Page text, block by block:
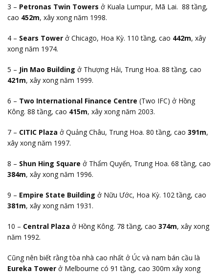
3 – Petronas Twin Towers ở Kuala Lumpur, Mã Lai. 88 tầng,
cao 452m, xây xong năm 1998.
4 – Sears Tower ở Chicago, Hoa Kỳ. 110 tầng, cao 442m, xây
xong năm 1974.
5 – Jin Mao Building ở Thượng Hải, Trung Hoa. 88 tầng, cao
421m, xây xong năm 1999.
6 – Two International Finance Centre (Two IFC) ở Hồng
Kông. 88 tầng, cao 415m, xây xong năm 2003.
7 – CITIC Plaza ở Quảng Châu, Trung Hoa. 80 tầng, cao 391m,
xây xong năm 1997.
8 – Shun Hing Square ở Thẩm Quyến, Trung Hoa. 68 tầng, cao
384m, xây xong năm 1996.
9 – Empire State Building ở Nữu Ước, Hoa Kỳ. 102 tầng, cao
381m, xây xong năm 1931.
10 – Central Plaza ở Hồng Kông. 78 tầng, cao 374m, xây xong
năm 1992.
Cũng nên biết rằng tòa nhà cao nhất ở Úc và nam bán cầu là
Eureka Tower ở Melbourne có 91 tầng, cao 300m xây xong